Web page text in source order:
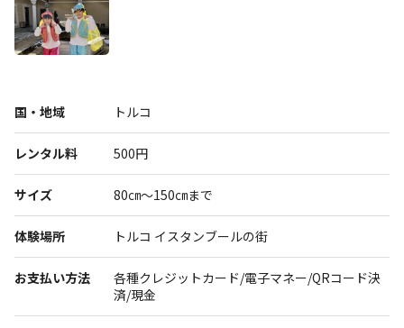
民族衣装
リトルワールドとは
イベント･お知らせ
お問い合わせ
報道関係者･撮影希望者の方へ
国・地域 トルコ
レンタル料 500円
サイズ 80㎝～150㎝まで
体験場所 トルコ イスタンブールの街
お支払い方法
各種クレジットカード/電子マネー/QRコード決
済/現金